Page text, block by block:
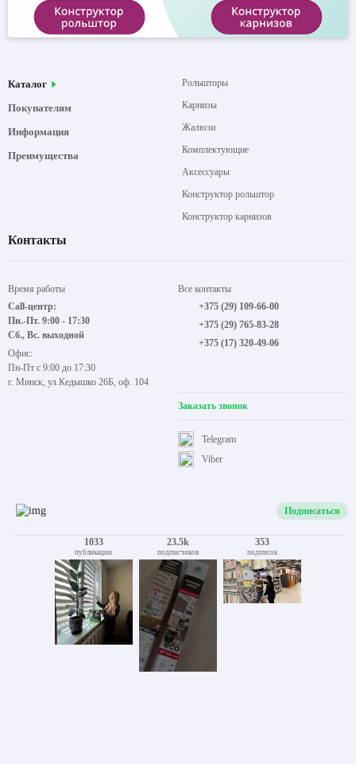
Каталог
Покупателям
Информация
Преимущества
Рольшторы
Карнизы
Жалюзи
Комплектующие
Аксессуары
Конструктор рольштор
Конструктор карнизов
Контакты
Время работы
Call-центр:
Пн.-Пт. 9:00 - 17:30
Сб., Вс. выходной
Офис:
Пн-Пт с 9:00 до 17:30
г. Минск, ул.Кедышко 26Б, оф. 104
Все контакты
+375 (29) 109-66-00
+375 (29) 765-83-28
+375 (17) 320-49-06
Заказать звонок
Viber
Telegram
Подписаться
1033
публикации
23.5k
подписчиков
353
подписок